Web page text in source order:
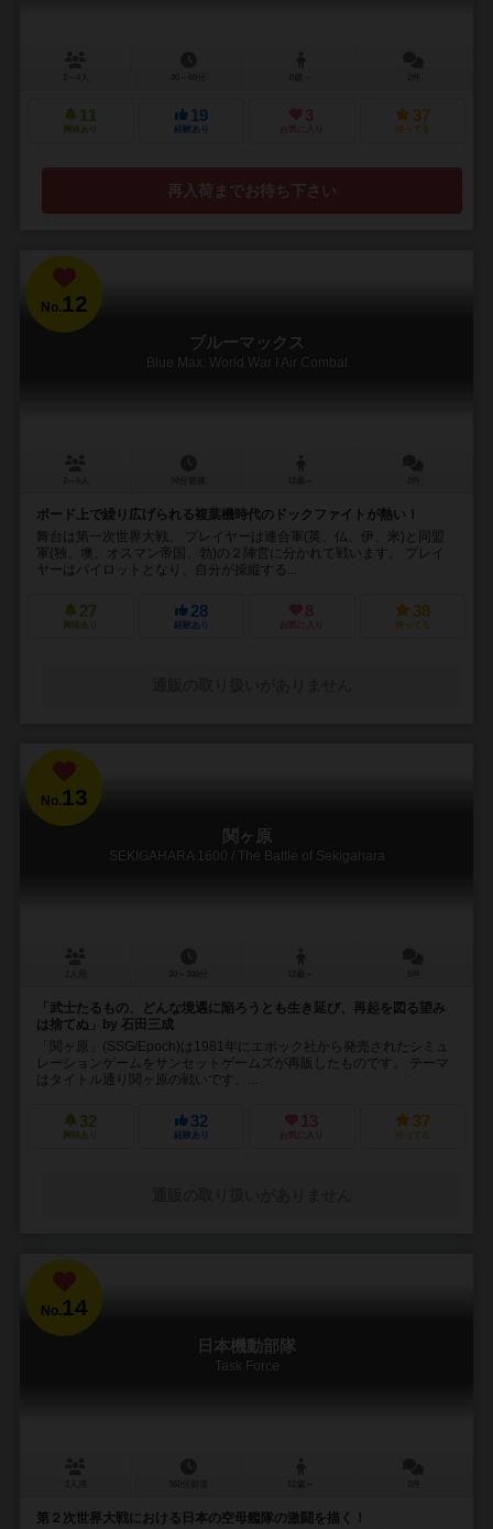
11
興味あり
19
経験あり
3
お気に入り
37
持ってる
再入荷までお待ち下さい
No.12
ブルーマックス
Blue Max: World War I Air Combat
ボード上で繰り広げられる複葉機時代のドックファイトが熱い！
舞台は第一次世界大戦。 プレイヤーは連合軍(英、仏、伊、米)と同盟
軍(独、墺、オスマン帝国、勃)の２陣営に分かれて戦います。 プレイ
ヤーはパイロットとなり、自分が操縦する...
27
興味あり
28
経験あり
8
お気に入り
38
持ってる
No.13
関ヶ原
SEKIGAHARA 1600 / The Battle of Sekigahara
「武士たるもの、どんな境遇に陥ろうとも生き延び、再起を図る望み
は捨てぬ」by 石田三成
「関ヶ原」(SSG/Epoch)は1981年にエポック社から発売されたシミュ
レーションゲームをサンセットゲームズが再販したものです。 テーマ
はタイトル通り関ヶ原の戦いです。...
32
興味あり
32
経験あり
13
お気に入り
37
持ってる
No.14
日本機動部隊
Task Force
第２次世界大戦における日本の空母艦隊の激闘を描く！